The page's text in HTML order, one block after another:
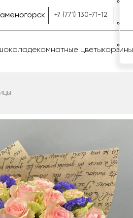
+7 (771) 130-71-12
комнатные цветыкорзины